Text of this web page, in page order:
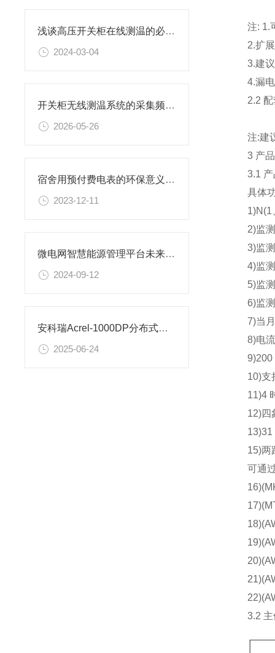
浅谈高压开关柜在线测温的必要性及方式
2024-03-04
开关柜无线测温系统的采集频率与报警阈值设定
2026-05-26
宿舍用预付费电表的环保意义与价值
2023-12-11
微电网智慧能源管理平台未来发展趋势分析
2024-09-12
安科瑞Acrel-1000DP分布式光伏监控系统在广西大唐至浦北高速高速项目中应用
2025-06-24
注: 1.可
2.扩展功
3.建议
4.漏电
2.2 配
注:建议
3 产品
3.1 产
具体功
1)N(1、
2)监测
3)监测
4)监测
5)监测
6)监测
7)当月
8)电流
9)200
10)支持
11)4 时
12)四象
13)31
15)两路
可通过
16)(MK)
3.2 主